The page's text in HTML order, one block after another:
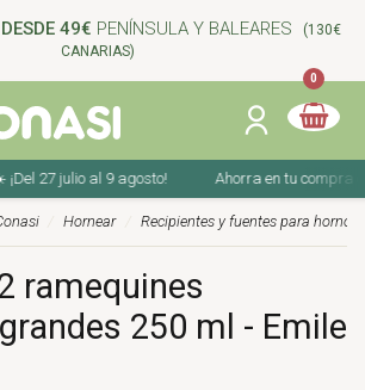
49€ PENÍNSULA Y BALEARES
(130€
CANARIAS)
0
27 julio al 9 agosto! Ahorra en tu compra
Hornear Recipientes y fuentes para horno
ramequines
250 ml - Emile